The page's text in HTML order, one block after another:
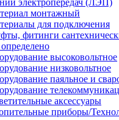
электропередач (ЛЭП)
монтажный
для подключения
фитинги
высоковольтное
низковольтное
паяльное и
аксессуары
приборы/